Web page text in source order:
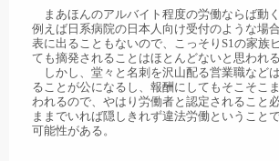
まあほんのアルバイト程度の労働ならば動く
例えば日系病院の日本人向け受付のような場
表に出ることもないので、こっそりS1の家族
ても摘発されることはほとんどないと思われる
しかし、堂々と名刺を沢山配る営業職など
ることが公になるし、報酬にしてもそこそこ
われるので、やはり労働者と認定されること
ままでいれば隠しきれず違法労働ということ
可能性がある。